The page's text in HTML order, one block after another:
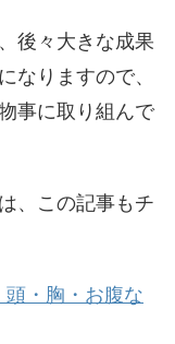
後々大きな成果
なりますので、
事に取り組んで
、この記事もチ
頭・胸・お腹な